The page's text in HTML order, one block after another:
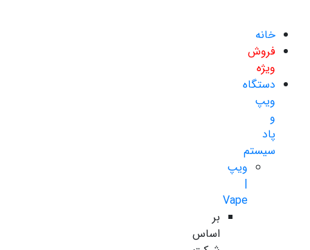
خانه
فروش
ویژه
دستگاه
ویپ
و
پاد
سیستم
ویپ
|
Vape
بر
اساس